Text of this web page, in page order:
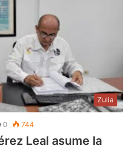
Zulia
0 744
Leal asume la